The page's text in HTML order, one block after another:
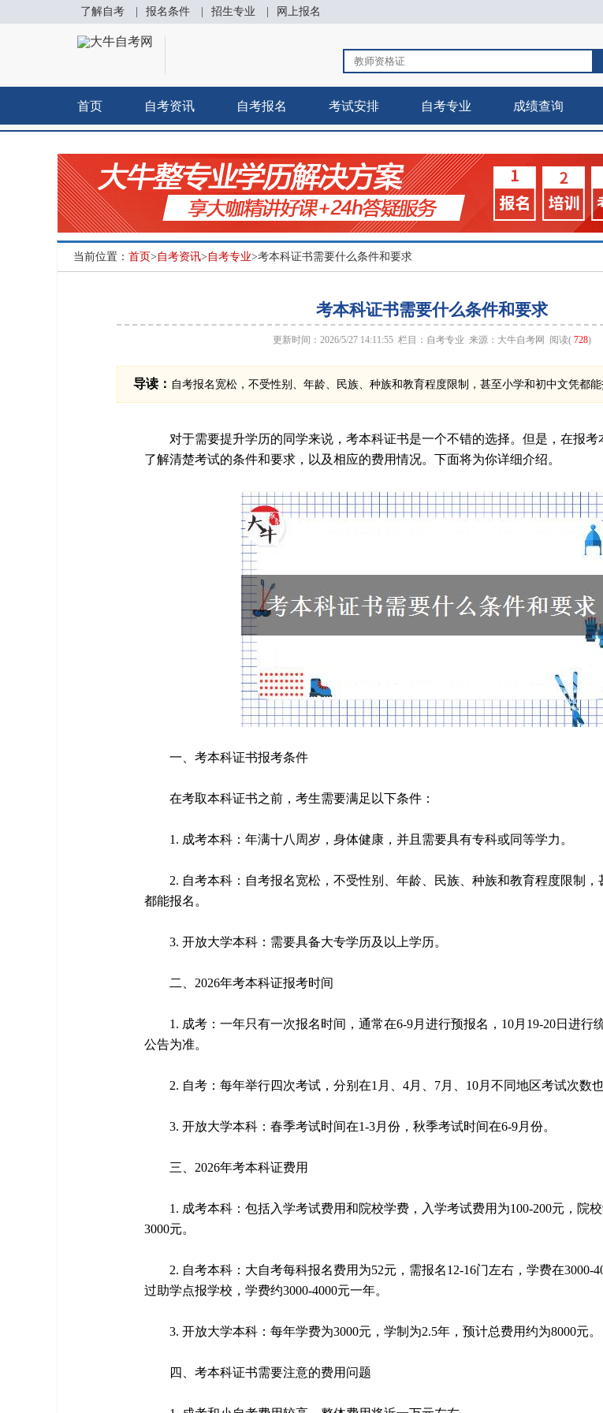
了解自考 报名条件 招生专业 网上报名
首页 自考资讯 自考报名 考试安排 自考专业 成绩查询
当前位置： 首页> 自考资讯> 自考专业>考本科证书需要什么条件和要求
考本科证书需要什么条件和要求
更新时间：2026/5/27 14:11:55 栏目： 自考专业 来源： 大牛自考网 阅读( 728)
导读： 自考报名宽松，不受性别、年龄、民族、种族和教育程度限制，甚至小学和初中文凭都能
对于需要提升学历的同学来说，考本科证书是一个不错的选择。但是，在报
了解清楚考试的条件和要求，以及相应的费用情况。下面将为你详细介绍。
一、考本科证书报考条件
在考取本科证书之前，考生需要满足以下条件：
1. 成考本科：年满十八周岁，身体健康，并且需要具有专科或同等学力。
2. 自考本科：自考报名宽松，不受性别、年龄、民族、种族和教育程度限制
都能报名。
3. 开放大学本科：需要具备大专学历及以上学历。
二、2026年考本科证报考时间
1. 成考：一年只有一次报名时间，通常在6-9月进行预报名，10月19-20日进行
公告为准。
2. 自考：每年举行四次考试，分别在1月、4月、7月、10月不同地区考试次数也
3. 开放大学本科：春季考试时间在1-3月份，秋季考试时间在6-9月份。
三、2026年考本科证费用
1. 成考本科：包括入学考试费用和院校学费，入学考试费用为100-200元，院
3000元。
2. 自考本科：大自考每科报名费用为52元，需报名12-16门左右，学费在3000-
过助学点报学校，学费约3000-4000元一年。
3. 开放大学本科：每年学费为3000元，学制为2.5年，预计总费用约为8000元。
四、考本科证书需要注意的费用问题